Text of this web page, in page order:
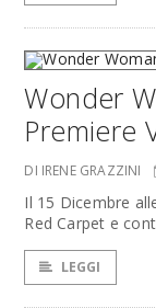
Wonder
Premiere
DI IRENE GRAZZINI
Il 15 Dicembre
Red Carpet e
LEGGI